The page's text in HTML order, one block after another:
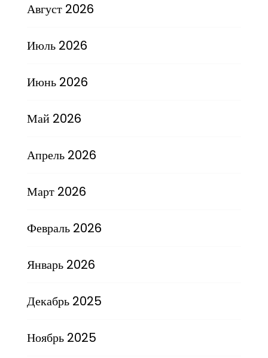
Август 2026
Июль 2026
Июнь 2026
Май 2026
Апрель 2026
Март 2026
Февраль 2026
Январь 2026
Декабрь 2025
Ноябрь 2025